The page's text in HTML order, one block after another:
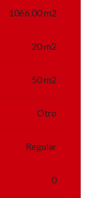
1066.00 m2
20 m2
50 m2
Otro
Regular
0